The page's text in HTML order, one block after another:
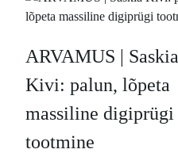
ARVAMUS | Saskia
Kivi: palun, lõpeta
massiline digiprügi
tootmine